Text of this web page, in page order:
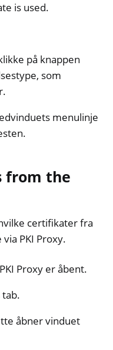
is used.
på knappen
som
menulinje
from the
certifikater fra
PKI Proxy.
Proxy er åbent.
tab.
åbner vinduet